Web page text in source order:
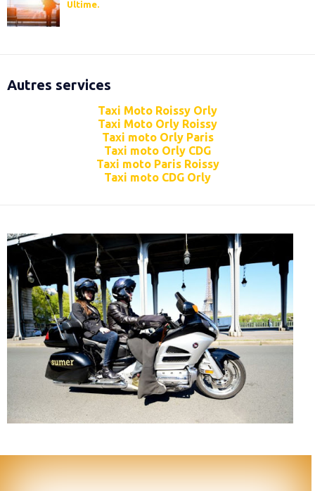
Ultime.
Autres services
Taxi Moto Roissy Orly
Taxi Moto Orly Roissy
Taxi moto Orly Paris
Taxi moto Orly CDG
Taxi moto Paris Roissy
Taxi moto CDG Orly